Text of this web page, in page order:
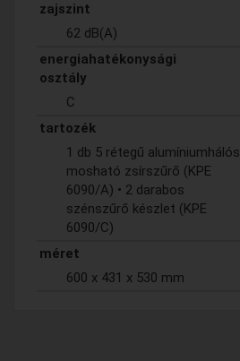
zajszint
62 dB(A)
energiahatékonysági
osztály
C
tartozék
1 db 5 rétegű alumíniumhálós
mosható zsírszűrő (KPE
6090/A) • 2 darabos
szénszűrő készlet (KPE
6090/C)
méret
600 x 431 x 530 mm